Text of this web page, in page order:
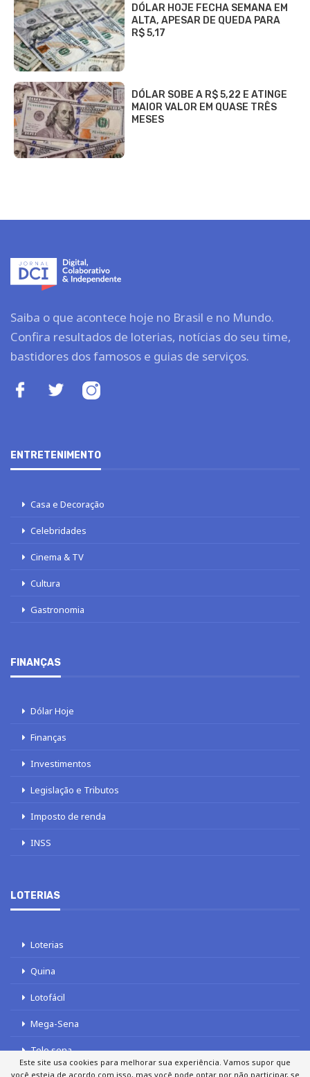
DÓLAR HOJE FECHA SEMANA EM
ALTA, APESAR DE QUEDA PARA
R$ 5,17
DÓLAR SOBE A R$ 5,22 E ATINGE
MAIOR VALOR EM QUASE TRÊS
MESES
Saiba o que acontece hoje no Brasil e no Mundo.
Confira resultados de loterias, notícias do seu time,
bastidores dos famosos e guias de serviços.
ENTRETENIMENTO
Casa e Decoração
Celebridades
Cinema & TV
Cultura
Gastronomia
FINANÇAS
Dólar Hoje
Finanças
Investimentos
Legislação e Tributos
Imposto de renda
INSS
LOTERIAS
Loterias
Quina
Lotofácil
Mega-Sena
Tele sena
Este site usa cookies para melhorar sua experiência. Vamos supor que
você esteja de acordo com isso, mas você pode optar por não participar, se